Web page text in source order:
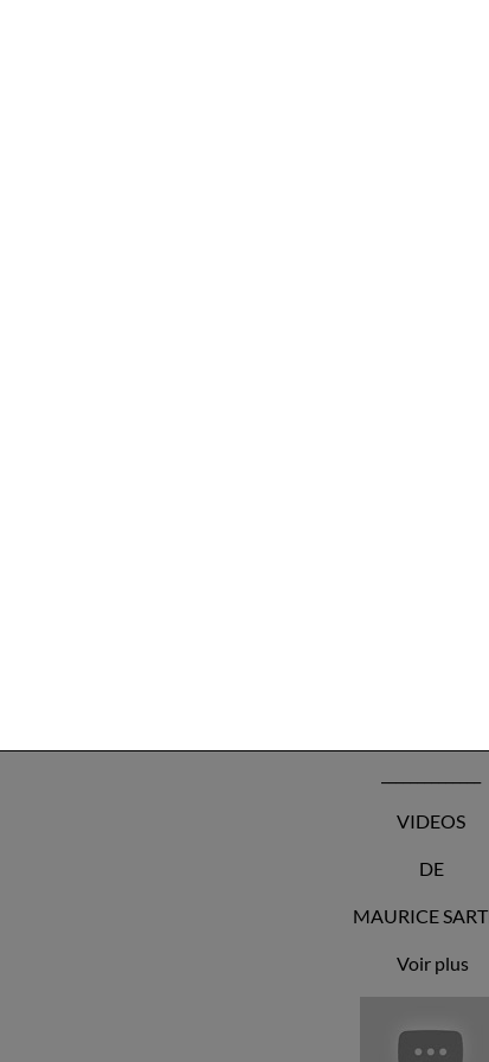
Globalement, donc, c'est une biographie sérieuse, plutôt
plus techniques). Il est a regretter quelques erreurs,
Dans « Cléopâtre. Un rêve de puissance », l’historien,
Les difficultés qu'affrontent le biographe sont redoutables.
Cléopâtre compte parmi les personnages les plus connus
laquelle a été consacré le plus grand nombre d'ouvrages
Grand et César - je laisse de côté Jésus qui appartient à un
VIDEOS
DE
MAURICE
Voir plus